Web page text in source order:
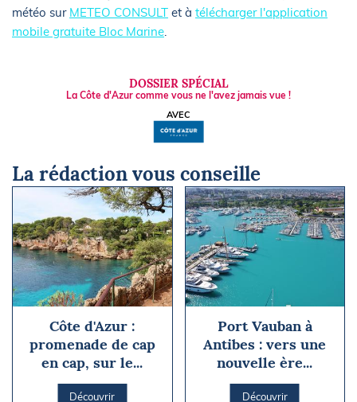
météo sur METEO CONSULT et à télécharger l'application
mobile gratuite Bloc Marine.
DOSSIER SPÉCIAL
La Côte d'Azur comme vous ne l'avez jamais vue !
AVEC
La rédaction vous conseille
Côte d'Azur :
promenade de cap
en cap, sur le...
Découvrir
Port Vauban à
Antibes : vers une
nouvelle ère...
Découvrir